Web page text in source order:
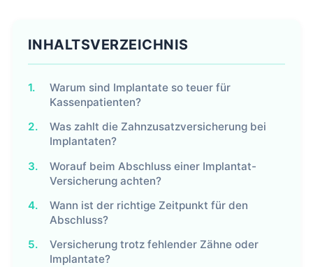
INHALTSVERZEICHNIS
1.
Warum sind Implantate so teuer für
Kassenpatienten?
2.
Was zahlt die Zahnzusatzversicherung bei
Implantaten?
3.
Worauf beim Abschluss einer Implantat-
Versicherung achten?
4.
Wann ist der richtige Zeitpunkt für den
Abschluss?
5.
Versicherung trotz fehlender Zähne oder
Implantate?